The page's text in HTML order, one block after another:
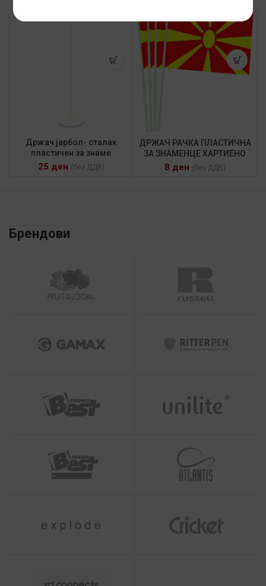
Држач јарбол- сталак
пластичен за знаме
25 ден (без ДДВ)
ДРЖАЧ РАЧКА ПЛАСТИЧНА
ЗА ЗНАМЕНЦЕ ХАРТИЕНО
8 ден (без ДДВ)
Брендови